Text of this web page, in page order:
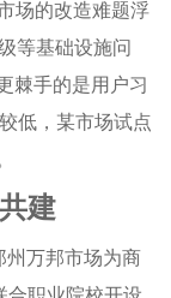
场的改造难题浮
等基础设施问
棘手的是用户习
低，某市场试点
建
州万邦市场为商